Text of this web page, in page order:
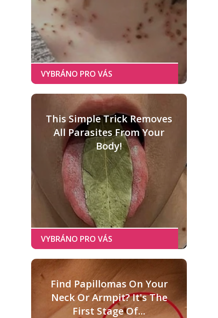
This Simple Trick Removes
All Parasites From Your
Body!
Find Papillomas On Your
Neck Or Armpit? It's The
First Stage Of...